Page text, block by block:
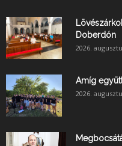
Doberdón
2026.
Amíg
2026.